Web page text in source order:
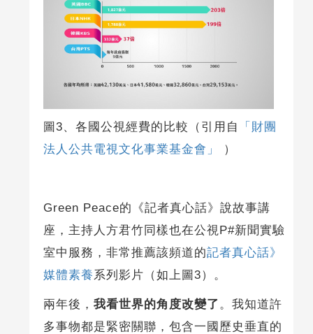
圖3、各國公視經費的比較（引用自
「財團
法人公共電視文化事業基金會」
）
Green Peace的《記者真心話》說故事講
座，主持人方君竹同樣也在公視P#新聞實驗
室中服務，非常推薦該頻道的記者真心話》
媒體素養系列影片（如上圖3）。
兩年後， 我看世界的角度改變了 。我知道許
多事物都是緊密關聯，包含一國歷史垂直的